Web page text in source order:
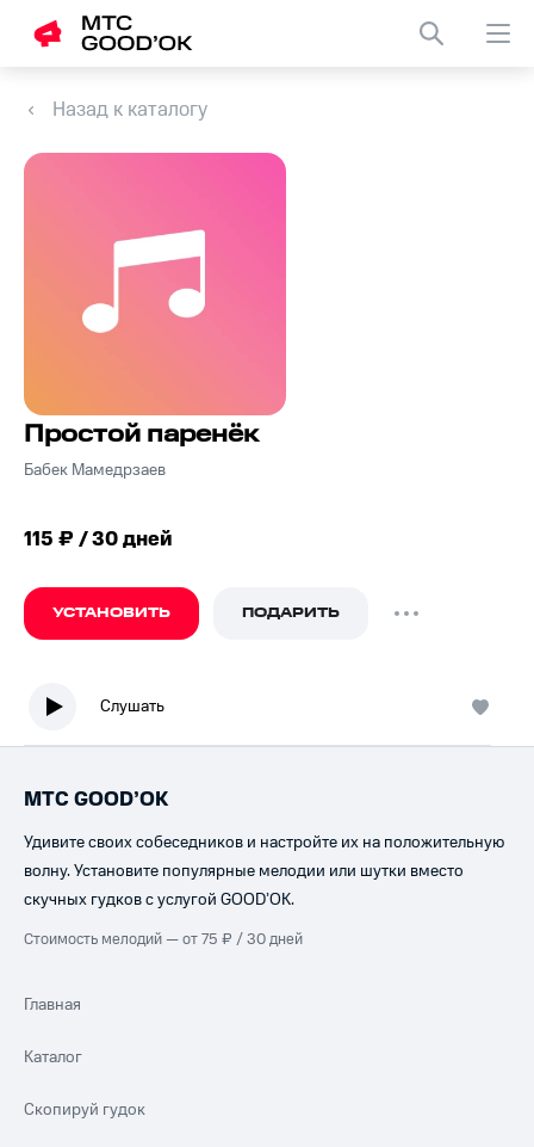
Назад к каталогу
Простой паренёк
Бабек Мамедрзаев
115 ₽ / 30 дней
УСТАНОВИТЬ ПОДАРИТЬ
Слушать
МТС GOOD’OK
Удивите своих собеседников и настройте их на положительную
волну. Установите популярные мелодии или шутки вместо
скучных гудков с услугой GOOD’OK.
Стоимость мелодий — от 75 ₽ / 30 дней
Главная
Каталог
Скопируй гудок